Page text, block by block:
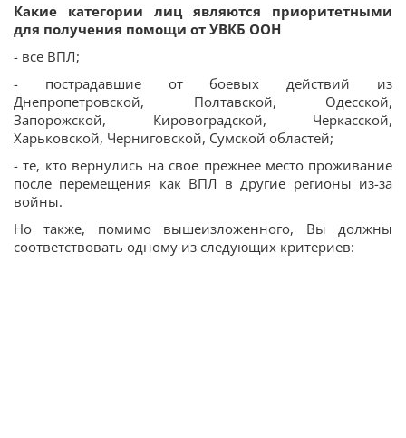
Какие категории лиц являются приоритетными
для получения помощи от УВКБ ООН
- все ВПЛ;
- пострадавшие от боевых действий из
Днепропетровской, Полтавской, Одесской,
Запорожской, Кировоградской, Черкасской,
Харьковской, Черниговской, Сумской областей;
- те, кто вернулись на свое прежнее место проживание
после перемещения как ВПЛ в другие регионы из-за
войны.
Но также, помимо вышеизложенного, Вы должны
соответствовать одному из следующих критериев: